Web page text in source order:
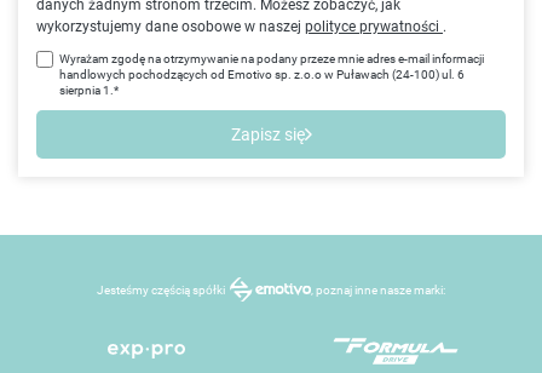
danych żadnym stronom trzecim. Możesz zobaczyć, jak
wykorzystujemy dane osobowe w naszej polityce prywatności .
Wyrażam zgodę na otrzymywanie na podany przeze mnie adres e-mail informacji
handlowych pochodzących od Emotivo sp. z.o.o w Puławach (24-100) ul. 6
sierpnia 1.*
Zapisz się
Jesteśmy częścią spółki , poznaj inne nasze marki: